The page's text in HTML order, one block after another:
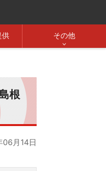
供 その他
根
06月14日